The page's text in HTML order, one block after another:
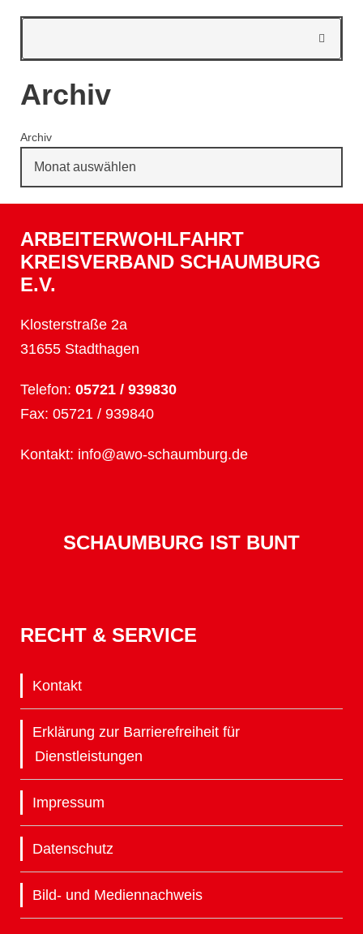
Archiv
Archiv
ARBEITERWOHLFAHRT
KREISVERBAND SCHAUMBURG
E.V.
Klosterstraße 2a
31655 Stadthagen
Telefon: 05721 / 939830
Fax: 05721 / 939840
Kontakt: info@awo-schaumburg.de
SCHAUMBURG IST BUNT
RECHT & SERVICE
Kontakt
Erklärung zur Barrierefreiheit für
Dienstleistungen
Impressum
Datenschutz
Bild- und Mediennachweis